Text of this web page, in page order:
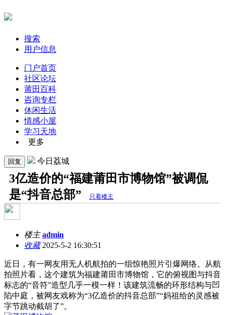
搜索
用户信息
门户首页
社区论坛
莆田百科
咨询专栏
休闲生活
情感小屋
学习天地
更多
回复 今日荔城
3亿造价的“福建莆田市博物馆”被调侃
是“抖音总部”
只看楼主
楼主admin
收藏2025-5-2 16:30:51
近日，有一网友用无人机航拍的一组惊艳照片引爆网络。从航
拍照片看，这个建筑为福建莆田市博物馆，它的俯视图与抖音
标志的“音符”造型几乎一模一样！该建筑流畅的环形结构与凹
陷中庭，被网友戏称为“3亿造价的抖音总部”“妈祖给的灵感被
字节跳动截胡了”。